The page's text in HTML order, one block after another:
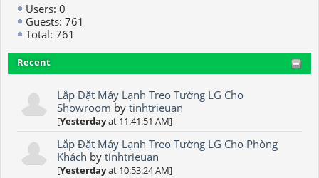
Users: 0
Guests: 761
Total: 761
Recent
Lắp Đặt Máy Lạnh Treo Tường LG Cho
Showroom bytinhtrieuan
[Yesterdayat 11:41:51 AM]
Lắp Đặt Máy Lạnh Treo Tường LG Cho Phòng
Khách bytinhtrieuan
[Yesterdayat 10:53:24 AM]